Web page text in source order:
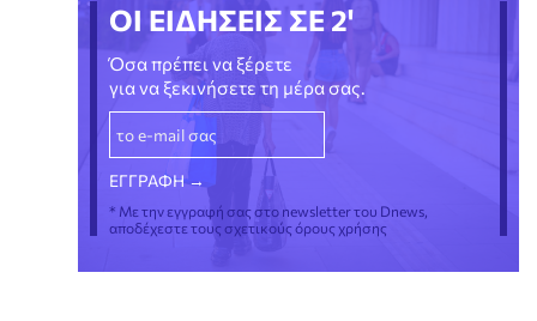
ΟΙ ΕΙΔΗΣΕΙΣ ΣΕ 2'
Όσα πρέπει να ξέρετε
για να ξεκινήσετε τη μέρα σας.
* Με την εγγραφή σας στο newsletter του Dnews,
αποδέχεστε τους σχετικούς όρους χρήσης